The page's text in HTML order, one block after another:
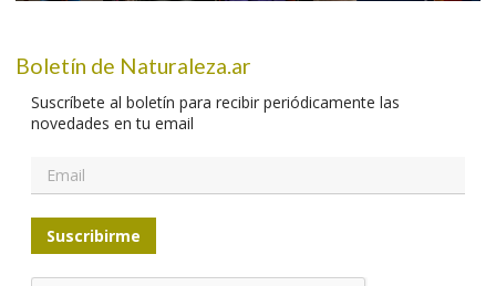
Boletín de Naturaleza.ar
Suscríbete al boletín para recibir periódicamente las
novedades en tu email
Suscribirme